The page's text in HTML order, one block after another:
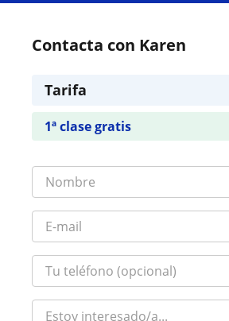
Contacta con Karen
Tarifa
1ª clase gratis